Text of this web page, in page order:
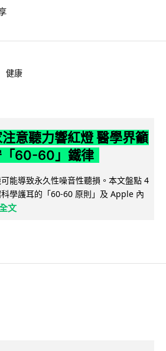
健康
意聽力響紅燈 醫學界籲
「60-60」鐵律
能導致永久性噪音性聽損。本文盤點 4
學護耳的「60-60 原則」及 Apple 內
文